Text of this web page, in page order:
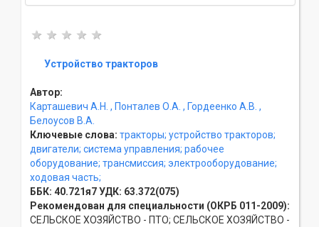
Устройство тракторов
Автор:
Карташевич А.Н. , Понталев О.А. , Гордеенко А.В. ,
Белоусов В.А.
Ключевые слова: тракторы; устройство тракторов;
двигатели; система управления; рабочее
оборудование; трансмиссия; электрооборудование;
ходовая часть;
ББК: 40.721я7УДК: 63.372(075)
Рекомендован для специальности (ОКРБ 011-2009):
СЕЛЬСКОЕ ХОЗЯЙСТВО - ПТО; СЕЛЬСКОЕ ХОЗЯЙСТВО -